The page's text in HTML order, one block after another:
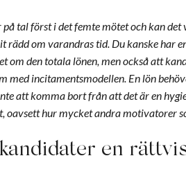
tal först i det femte mötet och kan
rädd om varandras tid. Du kanske har
om den totala lönen, men också att
med incitamentsmodellen. En lön
att komma bort från att det är en
oavsett hur mycket andra motivatorer
en